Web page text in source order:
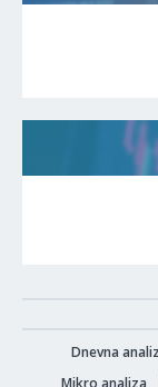
Dnevna
Mikro analiza